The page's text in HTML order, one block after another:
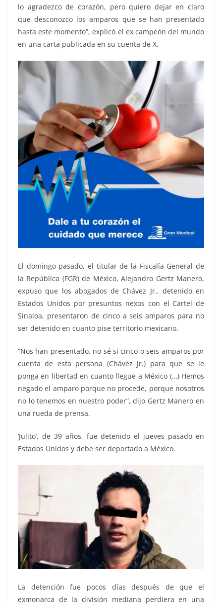
lo agradezco de corazón, pero quiero dejar en claro
que desconozco los amparos que se han presentado
hasta este momento”, explicó el ex campeón del mundo
en una carta publicada en su cuenta de X.
El domingo pasado, el titular de la Fiscalía General de
la República (FGR) de México, Alejandro Gertz Manero,
expuso que los abogados de Chávez Jr., detenido en
Estados Unidos por presuntos nexos con el Cartel de
Sinaloa, presentaron de cinco a seis amparos para no
ser detenido en cuanto pise territorio mexicano.
“Nos han presentado, no sé si cinco o seis amparos por
cuenta de esta persona (Chávez Jr.) para que se le
ponga en libertad en cuanto llegue a México (…) Hemos
negado el amparo porque no procede, porque nosotros
no lo tenemos en nuestro poder“, dijo Gertz Manero en
una rueda de prensa.
‘Julito’, de 39 años, fue detenido el jueves pasado en
Estados Unidos y debe ser deportado a México.
La detención fue pocos días después de que el
exmonarca de la división mediana perdiera en una